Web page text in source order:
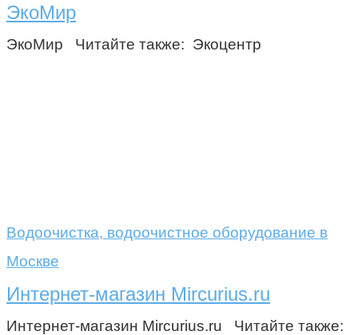
ЭкоМир
ЭкоМир Читайте также: Экоцентр
Водоочистка, водоочистное оборудование в
Москве
Интернет-магазин Mircurius.ru
Интернет-магазин Mircurius.ru Читайте также: